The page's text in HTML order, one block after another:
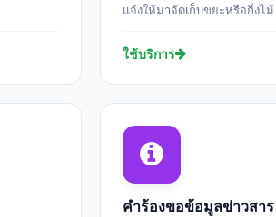
แจ้งให้มาจัดเก็บขยะหรือกิ่งไม้
ใช้บริการ
คำร้องขอข้อมูลข่าวสาร